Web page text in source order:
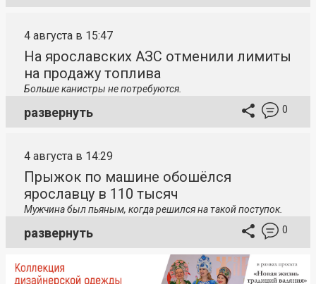
4 августа в 15:47
На ярославских АЗС отменили лимиты
на продажу топлива
Больше канистры не потребуются.
развернуть 0
4 августа в 14:29
Прыжок по машине обошёлся
ярославцу в 110 тысяч
Мужчина был пьяным, когда решился на такой поступок.
развернуть 0